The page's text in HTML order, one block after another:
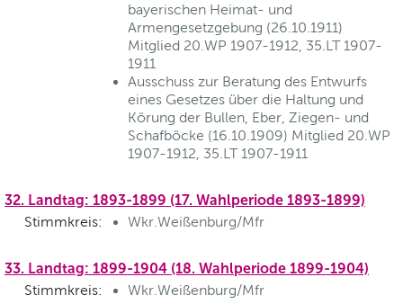
bayerischen Heimat- und
Armengesetzgebung (26.10.1911)
Mitglied 20.WP 1907-1912, 35.LT 1907-
1911
Ausschuss zur Beratung des Entwurfs
eines Gesetzes über die Haltung und
Körung der Bullen, Eber, Ziegen- und
Schafböcke (16.10.1909) Mitglied 20.WP
1907-1912, 35.LT 1907-1911
32. Landtag: 1893-1899 (17. Wahlperiode 1893-1899)
Stimmkreis: Wkr.Weißenburg/Mfr
33. Landtag: 1899-1904 (18. Wahlperiode 1899-1904)
Stimmkreis: Wkr.Weißenburg/Mfr